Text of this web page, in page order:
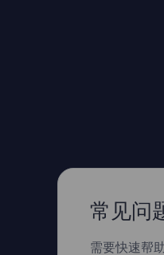
常见问
需要快速帮